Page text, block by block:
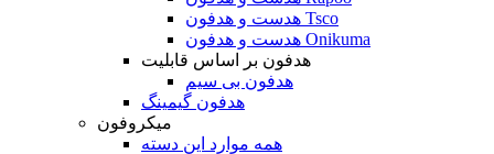
هدست و هدفون Tsco
هدست و هدفون Onikuma
هدفون بر اساس قابلیت
هدفون بی سیم
هدفون گیمینگ
میکروفون
همه موارد این دسته